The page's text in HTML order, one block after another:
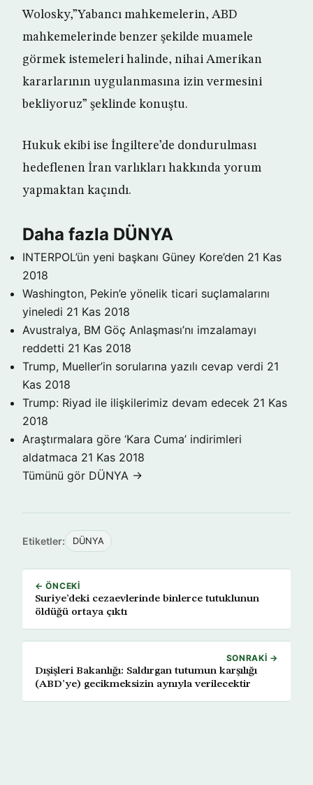
Wolosky,”Yabancı mahkemelerin, ABD
mahkemelerinde benzer şekilde muamele
görmek istemeleri halinde, nihai Amerikan
kararlarının uygulanmasına izin vermesini
bekliyoruz” şeklinde konuştu.
Hukuk ekibi ise İngiltere’de dondurulması
hedeflenen İran varlıkları hakkında yorum
yapmaktan kaçındı.
Daha fazla DÜNYA
INTERPOL’ün yeni başkanı Güney Kore’den 21 Kas
2018
Washington, Pekin’e yönelik ticari suçlamalarını
yineledi 21 Kas 2018
Avustralya, BM Göç Anlaşması’nı imzalamayı
reddetti 21 Kas 2018
Trump, Mueller’in sorularına yazılı cevap verdi 21
Kas 2018
Trump: Riyad ile ilişkilerimiz devam edecek 21 Kas
2018
Araştırmalara göre ‘Kara Cuma’ indirimleri
aldatmaca 21 Kas 2018
Tümünü gör DÜNYA →
Etiketler: DÜNYA
← ÖNCEKI
Suriye’deki cezaevlerinde binlerce tutuklunun
öldüğü ortaya çıktı
SONRAKI →
Dışişleri Bakanlığı: Saldırgan tutumun karşılığı
(ABD’ye) gecikmeksizin aynıyla verilecektir